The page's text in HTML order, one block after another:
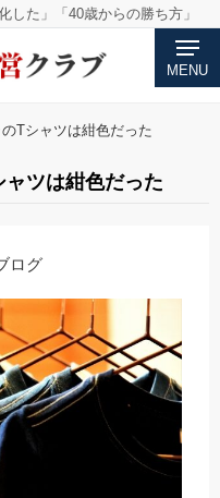
した」「40歳からの勝ち方」
MENU
Tシャツは紺色だった
ャツは紺色だった
ログ